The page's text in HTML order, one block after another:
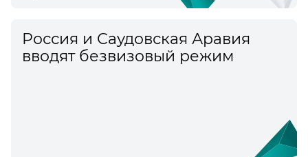
Россия и Саудовская Аравия
вводят безвизовый режим